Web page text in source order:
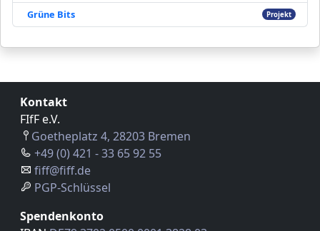
Grüne Bits Projekt
Kontakt
FIfF e.V.
Goetheplatz 4, 28203 Bremen
+49 (0) 421 - 33 65 92 55
fiff@fiff.de
PGP-Schlüssel
Spendenkonto